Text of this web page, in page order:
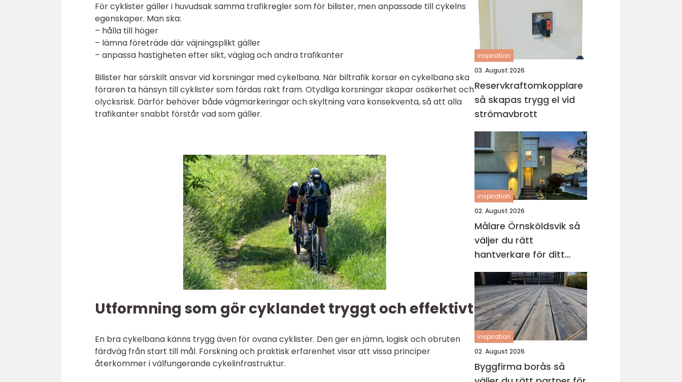
För cyklister gäller i huvudsak samma trafikregler som för bilister, men anpassade till cykelns
egenskaper. Man ska:
– hålla till höger
– lämna företräde där väjningsplikt gäller
– anpassa hastigheten efter sikt, väglag och andra trafikanter
Bilister har särskilt ansvar vid korsningar med cykelbana. När biltrafik korsar en cykelbana ska
föraren ta hänsyn till cyklister som färdas rakt fram. Otydliga korsningar skapar osäkerhet och
olycksrisk. Därför behöver både vägmarkeringar och skyltning vara konsekventa, så att alla
trafikanter snabbt förstår vad som gäller.
Utformning som gör cyklandet tryggt och effektivt
En bra cykelbana känns trygg även för ovana cyklister. Den ger en jämn, logisk och obruten
färdväg från start till mål. Forskning och praktisk erfarenhet visar att vissa principer
återkommer i välfungerande cykelinfrastruktur.
inspiration
03. August 2026
Reservkraftomkopplare
så skapas trygg el vid
strömavbrott
inspiration
02. August 2026
Målare Örnsköldsvik så
väljer du rätt
hantverkare för ditt
projekt
inspiration
02. August 2026
Byggfirma borås så